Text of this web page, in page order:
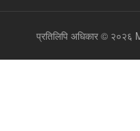
प्रतिलिपि अधिकार © २०२६